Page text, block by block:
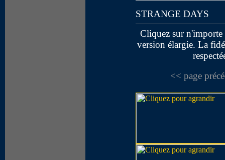
STRANGE DAYS
Cliquez sur
version élargie. La
<< page